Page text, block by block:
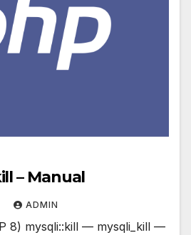
– Manual
ADMIN
8) mysqli::kill — mysqli_kill —